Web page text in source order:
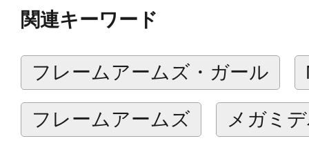
パーにもできます。
ジに加え無色クリアー成型のものが
ラーで塗装することが可能です。
ブレードライガーの支援機として開
関連キーワード
フレームアームズ・ガール
フレームアームズ メガミ